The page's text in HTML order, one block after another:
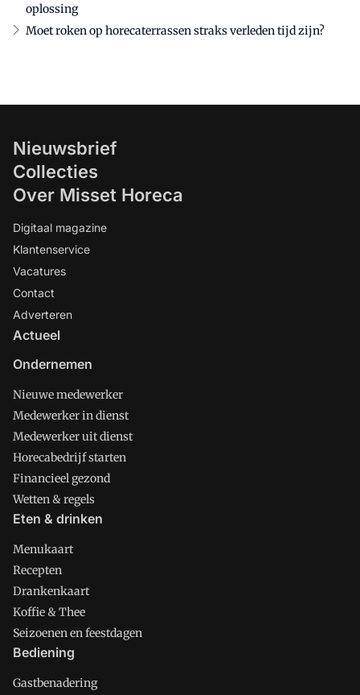
oplossing
Moet roken op horecaterrassen straks verleden tijd zijn?
Nieuwsbrief
Collecties
Over Misset Horeca
Digitaal magazine
Klantenservice
Vacatures
Contact
Adverteren
Actueel
Ondernemen
Nieuwe medewerker
Medewerker in dienst
Medewerker uit dienst
Horecabedrijf starten
Financieel gezond
Wetten & regels
Eten & drinken
Menukaart
Recepten
Drankenkaart
Koffie & Thee
Seizoenen en feestdagen
Bediening
Gastbenadering